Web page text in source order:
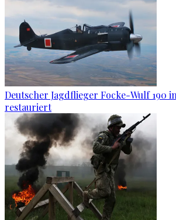
Deutscher Jagdflieger Focke-Wulf 190
restauriert